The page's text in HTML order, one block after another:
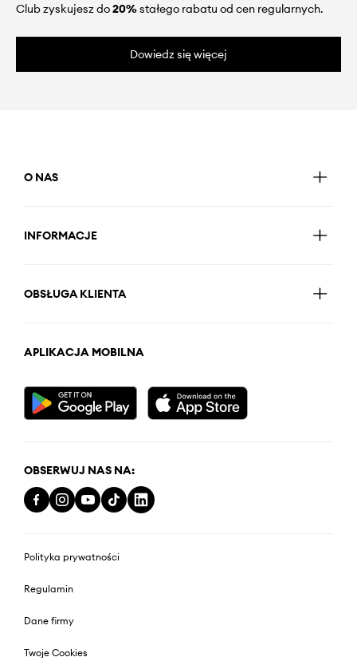
Club zyskujesz do20%stałego rabatu od cen regularnych.
Dowiedz się więcej
O NAS
INFORMACJE
OBSŁUGA KLIENTA
APLIKACJA MOBILNA
OBSERWUJ NAS NA:
Polityka prywatności
Regulamin
Dane firmy
Twoje Cookies